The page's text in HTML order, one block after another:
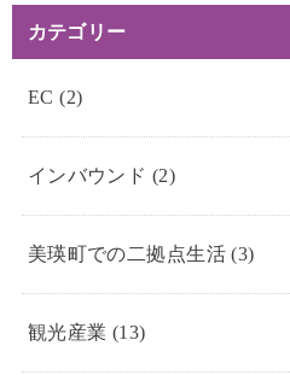
カテゴリー
EC(2)
インバウンド (2)
美瑛町での二拠点生活(3)
観光産業 (13)